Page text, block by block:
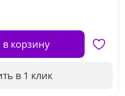
корзину
в 1 клик